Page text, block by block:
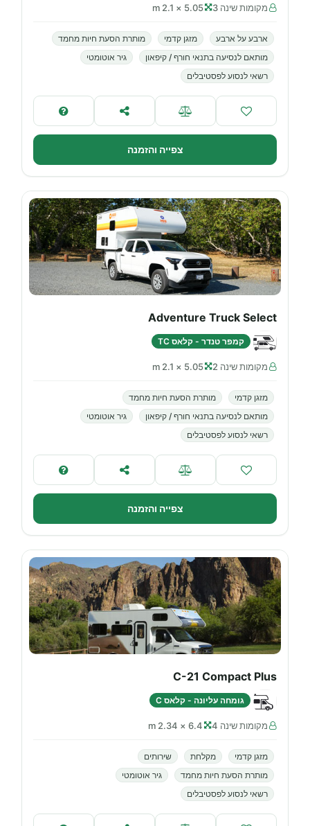
מקומות שינה 3 5.05 × 2.1 m
ארבע על ארבע מזגן קדמי
מותרת הסעת חיות מחמד
מותאם לנסיעה בתנאי חורף / קיפאון
גיר אוטומטי
רשאי לנסוע לפסטיבלים
צפייה והזמנה
Adventure Truck Select
קמפר טנדר - קלאס TC
מקומות שינה 2 5.05 × 2.1 m
מזגן קדמי
מותרת הסעת חיות מחמד
מותאם לנסיעה בתנאי חורף / קיפאון
גיר אוטומטי
רשאי לנסוע לפסטיבלים
צפייה והזמנה
C-21 Compact Plus
גומחה עליונה - קלאס C
מקומות שינה 4 6.4 × 2.34 m
מזגן קדמי מקלחת
שירותים
מותרת הסעת חיות מחמד
גיר אוטומטי
רשאי לנסוע לפסטיבלים